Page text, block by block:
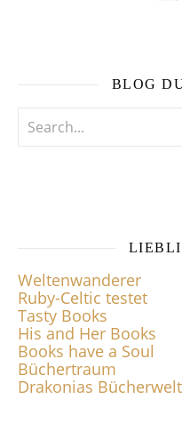
BLOG
Weltenwanderer
Ruby-Celtic testet
Tasty Books
His and Her Books
Books have a Soul
Büchertraum
Drakonias Bücherwelt